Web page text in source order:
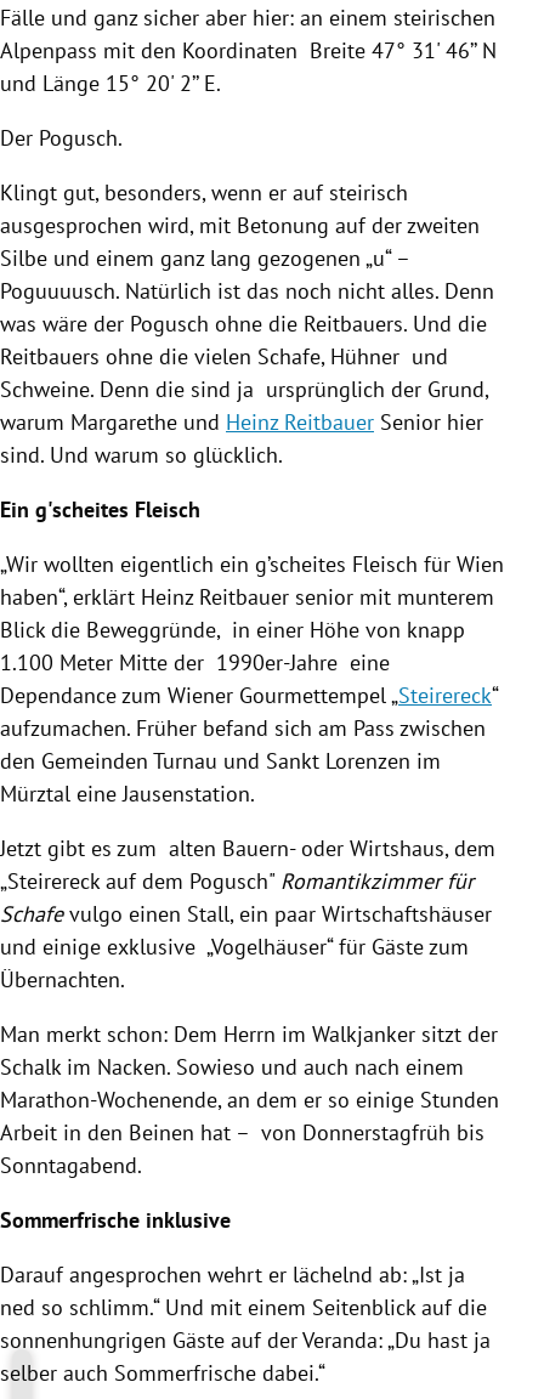
Fälle und ganz sicher aber hier: an einem steirischen
Alpenpass mit den Koordinaten Breite 47° 31' 46’’ N
und Länge 15° 20' 2’’ E.
Der Pogusch.
Klingt gut, besonders, wenn er auf steirisch
ausgesprochen wird, mit Betonung auf der zweiten
Silbe und einem ganz lang gezogenen „u“ –
Poguuuusch. Natürlich ist das noch nicht alles. Denn
was wäre der Pogusch ohne die Reitbauers. Und die
Reitbauers ohne die vielen Schafe, Hühner und
Schweine. Denn die sind ja ursprünglich der Grund,
warum Margarethe und Heinz Reitbauer Senior hier
sind. Und warum so glücklich.
Ein g'scheites Fleisch
„Wir wollten eigentlich ein g’scheites Fleisch für Wien
haben“, erklärt Heinz Reitbauer senior mit munterem
Blick die Beweggründe, in einer Höhe von knapp
1.100 Meter Mitte der 1990er-Jahre eine
Dependance zum Wiener Gourmettempel „Steirereck“
aufzumachen. Früher befand sich am Pass zwischen
den Gemeinden Turnau und Sankt Lorenzen im
Mürztal eine Jausenstation.
Jetzt gibt es zum alten Bauern- oder Wirtshaus, dem
„Steirereckauf dem Pogusch" Romantikzimmer für
Schafevulgo einen Stall, ein paar Wirtschaftshäuser
und einige exklusive „Vogelhäuser“ für Gäste zum
Übernachten.
Man merkt schon: Dem Herrn im Walkjanker sitzt der
Schalk im Nacken. Sowieso und auch nach einem
Marathon-Wochenende, an dem er so einige Stunden
Arbeit in den Beinen hat – von Donnerstagfrüh bis
Sonntagabend.
Sommerfrische inklusive
Darauf angesprochen wehrt er lächelnd ab: „Ist ja
ned so schlimm.“ Und mit einem Seitenblick auf die
sonnenhungrigen Gäste auf der Veranda: „Du hast ja
selber auch Sommerfrische dabei.“